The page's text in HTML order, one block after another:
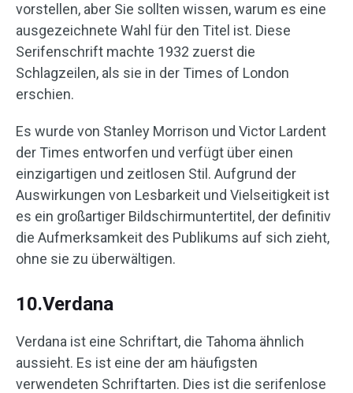
vorstellen, aber Sie sollten wissen, warum es eine
ausgezeichnete Wahl für den Titel ist. Diese
Serifenschrift machte 1932 zuerst die
Schlagzeilen, als sie in der Times of London
erschien.
Es wurde von Stanley Morrison und Victor Lardent
der Times entworfen und verfügt über einen
einzigartigen und zeitlosen Stil. Aufgrund der
Auswirkungen von Lesbarkeit und Vielseitigkeit ist
es ein großartiger Bildschirmuntertitel, der definitiv
die Aufmerksamkeit des Publikums auf sich zieht,
ohne sie zu überwältigen.
10.Verdana
Verdana ist eine Schriftart, die Tahoma ähnlich
aussieht. Es ist eine der am häufigsten
verwendeten Schriftarten. Dies ist die serifenlose